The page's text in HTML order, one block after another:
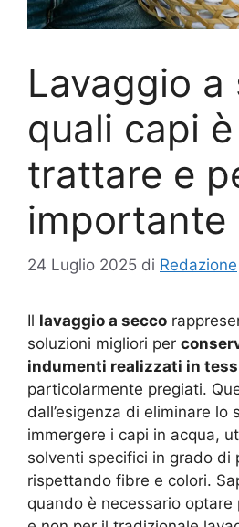
Lavaggio a
quali capi
trattare e
importante
24 Luglio 2025 di Redazione
Il lavaggio a secco
soluzioni migliori per
indumenti realizzati in
particolarmente pregiati.
dall’esigenza di eliminare lo
immergere i capi in acqua,
solventi specifici in grado di
rispettando fibre e colori.
quando è necessario